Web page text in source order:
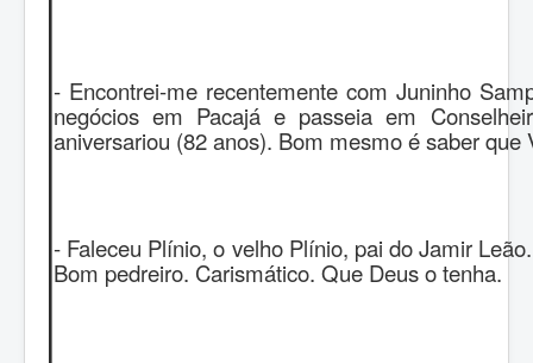
- Encontrei-me recentemente com Juninho
negócios em Pacajá e passeia em
aniversariou (82 anos). Bom mesmo é saber
- Faleceu Plínio, o velho Plínio, pai do Jamir
Bom pedreiro. Carismático. Que Deus o tenha.